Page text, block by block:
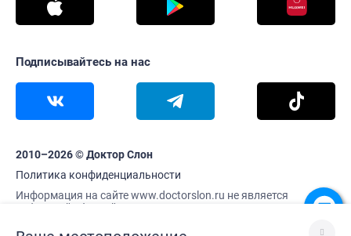
Подписывайтесь на нас
2010–2026 © Доктор Слон
Политика конфиденциальности
Информация на сайте www.doctorslon.ru не является
публичной офертой